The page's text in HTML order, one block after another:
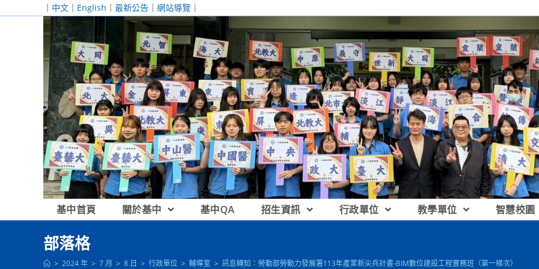
｜ 中文 ｜ English ｜ 最新公告 ｜ 網站導覽 ｜
基中首頁 關於基中 基中QA 招生資訊 行政單位 教學單位 智慧校園
部落格
> 2024 年 > 7 月 > 8 日 > 行政單位 > 輔導室 > 訊息轉知：勞動部勞動力發展署113年產業新尖兵計畫-BIM數位建設工程實務班（第一梯次）